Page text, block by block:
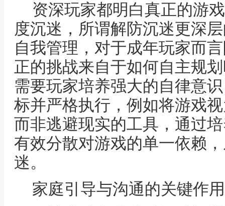
资深玩家都明白真正的游
度沉迷，所谓解防沉迷更深
自我管理，对于成年玩家而
正的挑战来自于如何自主规
需要玩家培养强大的自律意
标并严格执行，例如将游戏
而非逃避现实的工具，通过
有效分散对游戏的单一依赖
迷。
家庭引导与沟通的关键作用